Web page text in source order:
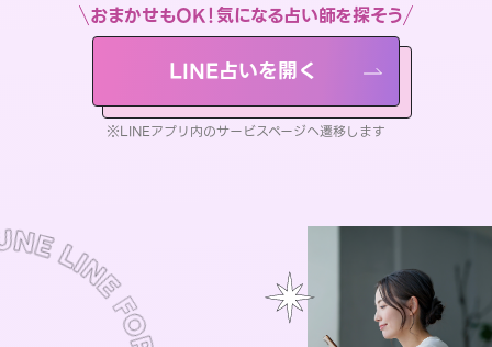
おまかせもOK！気になる占い師を探そう
LINE占いを開く
※LINEアプリ内のサービスページへ遷移します